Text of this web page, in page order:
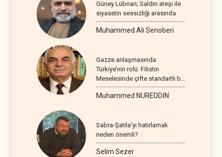
Güney Lübnan; Saldırı ateşi ile
siyasetin sessizliği arasında
Muhammed Ali Senoberi
Gazze anlaşmasında
Türkiye’nin rolü: Filistin
Meselesinde çifte standartlı bir
seyir
Muhammed NUREDDİN
Sabra-Şatila’yı hatırlamak
neden önemli?
Selim Sezer